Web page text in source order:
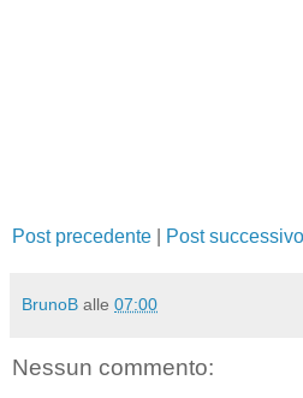
Post precedente Post successivo
BrunoB alle 07:00
Nessun commento: